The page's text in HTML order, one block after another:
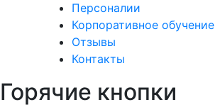
Персоналии
Корпоративное обучение
Отзывы
Контакты
Горячие кнопки